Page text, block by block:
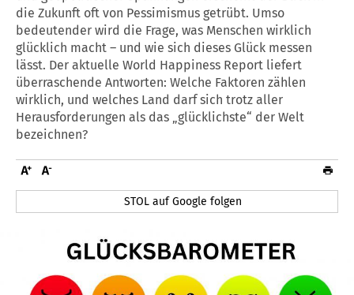
die Zukunft oft von Pessimismus getrübt. Umso
bedeutender wird die Frage, was Menschen wirklich
glücklich macht – und wie sich dieses Glück messen
lässt. Der aktuelle World Happiness Report liefert
überraschende Antworten: Welche Faktoren zählen
wirklich, und welches Land darf sich trotz aller
Herausforderungen als das „glücklichste“ der Welt
bezeichnen?
STOL auf Google folgen